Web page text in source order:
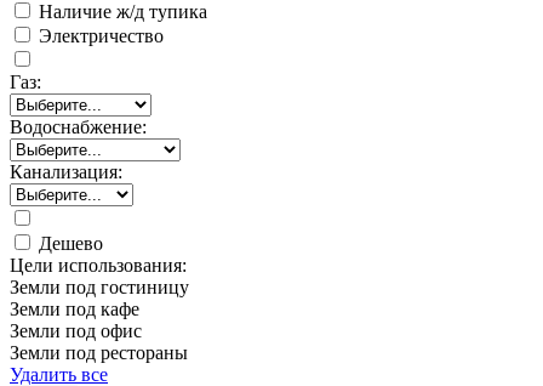
Наличие ж/д тупика
Электричество
Газ:
Водоснабжение:
Канализация:
Дешево
Цели использования:
Земли под гостиницу
Земли под кафе
Земли под офис
Земли под рестораны
Удалить все